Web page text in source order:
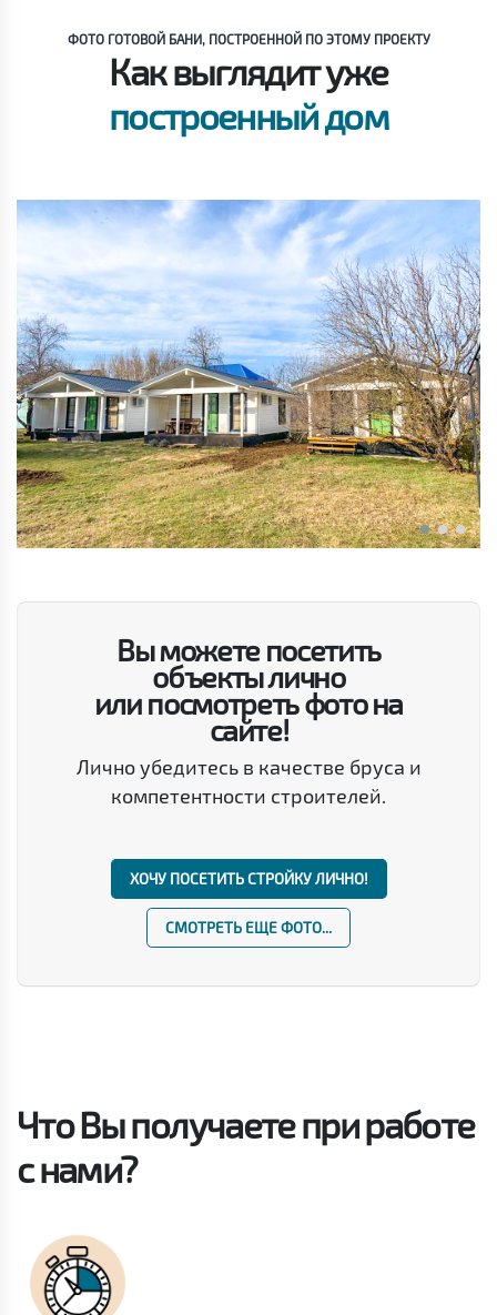
ФОТО ГОТОВОЙ БАНИ, ПОСТРОЕННОЙ ПО ЭТОМУ ПРОЕКТУ
Как выглядит уже
построенный дом
Вы можете посетить
объекты лично
или посмотреть фото на
сайте!
Лично убедитесь в качестве бруса и
компетентности строителей.
ХОЧУ ПОСЕТИТЬ СТРОЙКУ ЛИЧНО!
СМОТРЕТЬ ЕЩЕ ФОТО...
Что Вы получаете при работе
с нами?